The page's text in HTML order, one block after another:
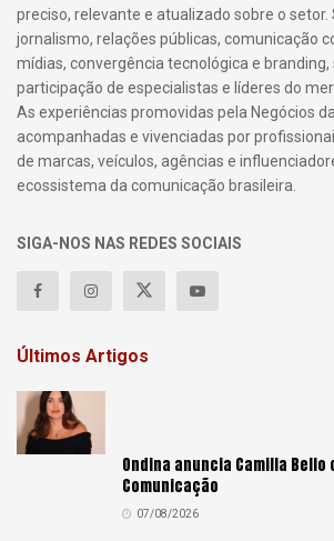
preciso, relevante e atualizado sobre o
jornalismo, relações públicas, comunicação
mídias, convergência tecnológica e
participação de especialistas e líderes do
As experiências promovidas pela Negócios
acompanhadas e vivenciadas por
de marcas, veículos, agências e
ecossistema da comunicação brasileira.
SIGA-NOS NAS REDES SOCIAIS
Últimos Artigos
Ondina anuncia Camilla
Comunicação
07/08/2026